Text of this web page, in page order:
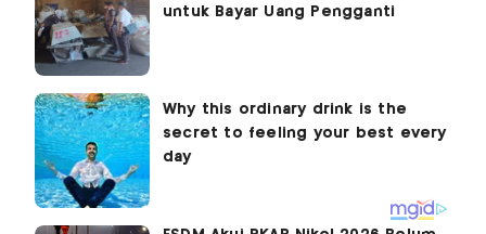
untuk Bayar Uang Pengganti